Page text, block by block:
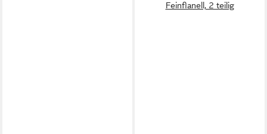
Feinflanell, 2 teilig